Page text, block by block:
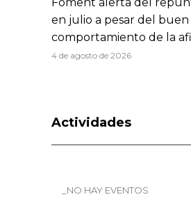
Foment alerta del
en julio a pesar del buen
comportamiento de la
4 de agosto de 2026
Actividades
_NO HAY EVENTOS